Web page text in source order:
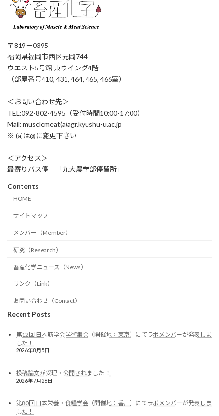
〒819－0395
福岡県福岡市西区元岡744
ウエスト5号館 東ウイング4階
（部屋番号410, 431, 464, 465, 466室）
＜お問い合わせ先＞
TEL:092-802-4595（受付時間10:00-17:00）
Mail: musclemeat(a)agr.kyushu-u.ac.jp
※ (a)は@に変更下さい
＜アクセス＞
最寄りバス停 「九大農学部停留所」
Contents
HOME
サイトマップ
メンバー（Member）
研究（Research）
畜産化学ニュース（News）
リンク（Link）
お問い合わせ（Contact）
Recent Posts
第12回 日本筋学会学術集会（開催地：東京）にてラボメンバーが発表しま
した！
2026年8月5日
投稿論文が受理・公開されました ！
2026年7月26日
第80回 日本栄養・食糧学会（開催地：香川）にてラボメンバーが発表しま
した！